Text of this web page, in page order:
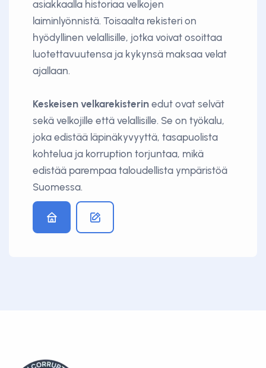
asiakkaalla historiaa velkojen
laiminlyönnistä. Toisaalta rekisteri on
hyödyllinen velallisille, jotka voivat osoittaa
luotettavuutensa ja kykynsä maksaa velat
ajallaan.
Keskeisen velkarekisterin edut ovat selvät
sekä velkojille että velallisille. Se on työkalu,
joka edistää läpinäkyvyyttä, tasapuolista
kohtelua ja korruption torjuntaa, mikä
edistää parempaa taloudellista ympäristöä
Suomessa.